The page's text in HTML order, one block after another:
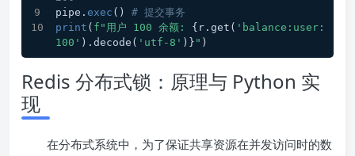
pipe. exec () # 提交事务
print ( f"用户 100 余额: {r.get( 'balance:user:
100' ).decode( 'utf-8' )} " )
Redis 分布式锁：原理与 Python 实
现
在分布式系统中，为了保证共享资源在并发访问时的数